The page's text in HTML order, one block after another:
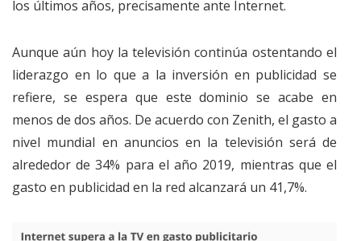
los últimos años, precisamente ante Internet.
Aunque aún hoy la televisión continúa ostentando el
liderazgo en lo que a la inversión en publicidad se
refiere, se espera que este dominio se acabe en
menos de dos años. De acuerdo con Zenith, el gasto a
nivel mundial en anuncios en la televisión será de
alrededor de 34% para el año 2019, mientras que el
gasto en publicidad en la red alcanzará un 41,7%.